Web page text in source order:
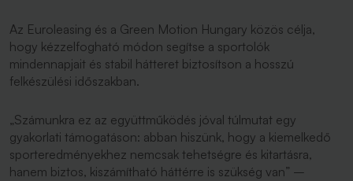
Az Euroleasing és a Green Motion Hungary közös célja,
hogy kézzelfogható módon segítse a sportolók
mindennapjait és stabil hátteret biztosítson a hosszú
felkészülési időszakban.
„Számunkra ez az együttműködés jóval túlmutat egy
gyakorlati támogatáson: abban hiszünk, hogy a kiemelkedő
sporteredményekhez nemcsak tehetségre és kitartásra,
hanem biztos, kiszámítható háttérre is szükség van” –